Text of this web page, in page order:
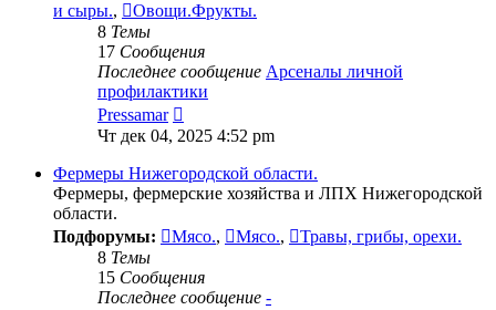
и сыры.,
Овощи.Фрукты.
8 Темы
17 Сообщения
Последнее сообщение Арсеналы личной
профилактики
Pressamar
к
последнему
сообщению
Чт дек 04, 2025 4:52 pm
Фермеры Нижегородской области.
Фермеры, фермерские хозяйства и ЛПХ Нижегородской
области.
Подфорумы:
Мясо., Мясо.,
Травы, грибы, орехи.
8 Темы
15 Сообщения
Последнее сообщение -